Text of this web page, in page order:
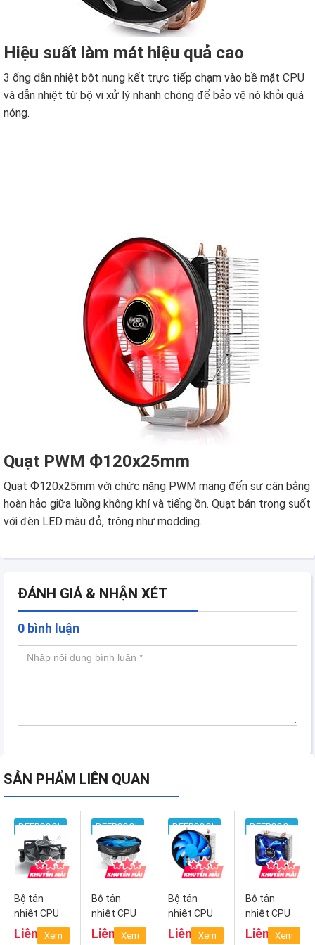
Hiệu suất làm mát hiệu quả cao
3 ống dẫn nhiệt bột nung kết trực tiếp chạm vào bề mặt CPU
và dẫn nhiệt từ bộ vi xử lý nhanh chóng để bảo vệ nó khỏi quá
nóng.
Quạt PWM Ф120x25mm
Quạt Ф120x25mm với chức năng PWM mang đến sự cân bằng
hoàn hảo giữa luồng không khí và tiếng ồn. Quạt bán trong suốt
với đèn LED màu đỏ, trông như modding.
ĐÁNH GIÁ & NHẬN XÉT
0 bình luận
SẢN PHẨM LIÊN QUAN
DEEPCOOL
Bộ tản
nhiệt CPU
Deepcool
Liên hệ
Xem
DEEPCOOL
Bộ tản
nhiệt CPU
Deepcool
Liên hệ
Xem
DEEPCOOL
Bộ tản
nhiệt CPU
Deepcool
Liên hệ
Xem
DEEPCOOL
Bộ tản
nhiệt CPU
Deepcool
Liên hệ
Xem